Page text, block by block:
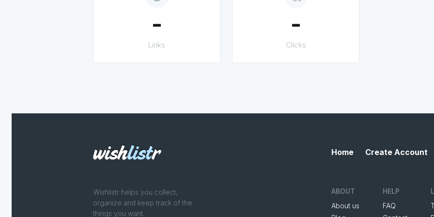
-
Links
-
Clicks
Wishlistr helps you collect,
organize and keep track of the
things you want.
Home Create Account
ABOUT
About us
HELP
FAQ